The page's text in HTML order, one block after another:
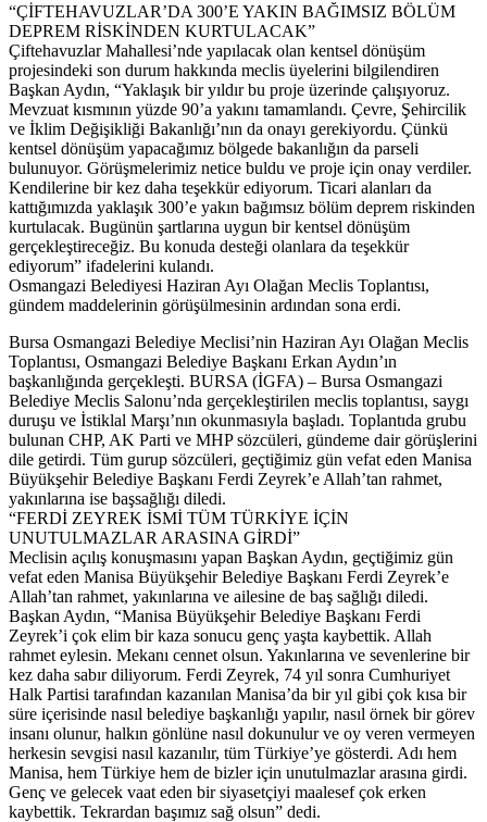
“ÇİFTEHAVUZLAR’DA 300’E YAKIN BAĞIMSIZ BÖLÜM
DEPREM RİSKİNDEN KURTULACAK”
Çiftehavuzlar Mahallesi’nde yapılacak olan kentsel dönüşüm
projesindeki son durum hakkında meclis üyelerini bilgilendiren
Başkan Aydın, “Yaklaşık bir yıldır bu proje üzerinde çalışıyoruz.
Mevzuat kısmının yüzde 90’a yakını tamamlandı. Çevre, Şehircilik
ve İklim Değişikliği Bakanlığı’nın da onayı gerekiyordu. Çünkü
kentsel dönüşüm yapacağımız bölgede bakanlığın da parseli
bulunuyor. Görüşmelerimiz netice buldu ve proje için onay verdiler.
Kendilerine bir kez daha teşekkür ediyorum. Ticari alanları da
kattığımızda yaklaşık 300’e yakın bağımsız bölüm deprem riskinden
kurtulacak. Bugünün şartlarına uygun bir kentsel dönüşüm
gerçekleştireceğiz. Bu konuda desteği olanlara da teşekkür
ediyorum” ifadelerini kulandı.
Osmangazi Belediyesi Haziran Ayı Olağan Meclis Toplantısı,
gündem maddelerinin görüşülmesinin ardından sona erdi.
​Bursa Osmangazi Belediye Meclisi’nin Haziran Ayı Olağan Meclis
Toplantısı, Osmangazi Belediye Başkanı Erkan Aydın’ın
başkanlığında gerçekleşti. BURSA (İGFA) – Bursa Osmangazi
Belediye Meclis Salonu’nda gerçekleştirilen meclis toplantısı, saygı
duruşu ve İstiklal Marşı’nın okunmasıyla başladı. Toplantıda grubu
bulunan CHP, AK Parti ve MHP sözcüleri, gündeme dair görüşlerini
dile getirdi. Tüm gurup sözcüleri, geçtiğimiz gün vefat eden Manisa
Büyükşehir Belediye Başkanı Ferdi Zeyrek’e Allah’tan rahmet,
yakınlarına ise başsağlığı diledi.
“FERDİ ZEYREK İSMİ TÜM TÜRKİYE İÇİN
UNUTULMAZLAR ARASINA GİRDİ”
Meclisin açılış konuşmasını yapan Başkan Aydın, geçtiğimiz gün
vefat eden Manisa Büyükşehir Belediye Başkanı Ferdi Zeyrek’e
Allah’tan rahmet, yakınlarına ve ailesine de baş sağlığı diledi.
Başkan Aydın, “Manisa Büyükşehir Belediye Başkanı Ferdi
Zeyrek’i çok elim bir kaza sonucu genç yaşta kaybettik. Allah
rahmet eylesin. Mekanı cennet olsun. Yakınlarına ve sevenlerine bir
kez daha sabır diliyorum. Ferdi Zeyrek, 74 yıl sonra Cumhuriyet
Halk Partisi tarafından kazanılan Manisa’da bir yıl gibi çok kısa bir
süre içerisinde nasıl belediye başkanlığı yapılır, nasıl örnek bir görev
insanı olunur, halkın gönlüne nasıl dokunulur ve oy veren vermeyen
herkesin sevgisi nasıl kazanılır, tüm Türkiye’ye gösterdi. Adı hem
Manisa, hem Türkiye hem de bizler için unutulmazlar arasına girdi.
Genç ve gelecek vaat eden bir siyasetçiyi maalesef çok erken
kaybettik. Tekrardan başımız sağ olsun” dedi.